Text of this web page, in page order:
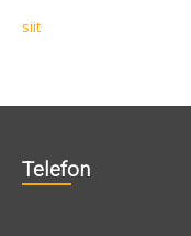
siit
Telefon